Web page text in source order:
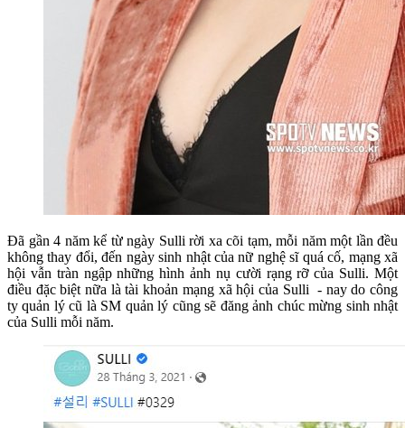
Đã gần 4 năm kể từ ngày Sulli rời xa cõi tạm, mỗi năm một lần đều
không thay đổi, đến ngày sinh nhật của nữ nghệ sĩ quá cố, mạng xã
hội vẫn tràn ngập những hình ảnh nụ cười rạng rỡ của Sulli. Một
điều đặc biệt nữa là tài khoản mạng xã hội của Sulli - nay do công
ty quản lý cũ là SM quản lý cũng sẽ đăng ảnh chúc mừng sinh nhật
của Sulli mỗi năm.